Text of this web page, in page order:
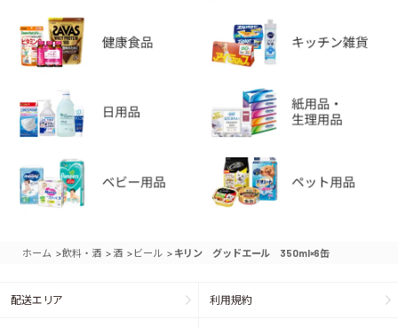
ホーム >飲料・酒 > 酒 > ビール > キリン グッドエール 350ml×6缶
配送エリア 利用規約